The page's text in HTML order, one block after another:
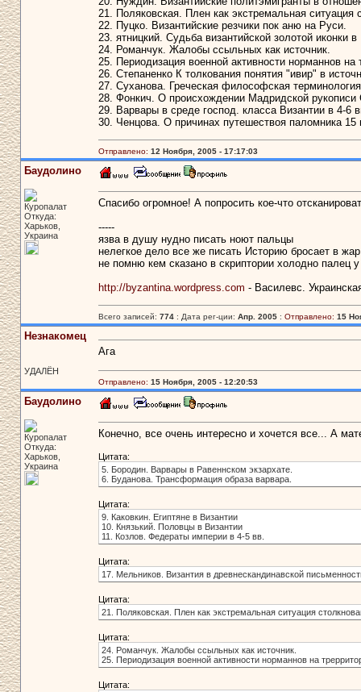
21. Поляковская. Плен как экстремальная
22. Пуцко. Византийские резчики пок аню на Руси.
23. ятницкий. Судьба византийской золотой иконки в
24. Романчук. Жалобы ссыльных как источник.
25. Периодизация военной активности норманнов на
26. Степаненко К толкования понятия "ивир" в
27. Суханова. Греческая философская
28. Фонкич. О происхождении Мадридской рукописи
29. Варвары в среде господ. класса Византии в 4-6
30. Ченцова. О причинах путешествоя паломника
Отправлено: 12 Ноября, 2005 - 17:17:03
Баудолино
Куропалат
Откуда:
Харьков,
Украина
Спасибо огромное! А попросить кое-что
-----
язва в душу нудно писать ноют пальцы
нелегкое дело все же писать Историю бросает в
не помню кем сказано в скриптории холодно палец
http://byzantina.wordpress.com - Василевс.
Всего записей: 774: Дата рег-ции: Апр. 2005: Отправлено: 15
Незнакомец
УДАЛЁН
Ага
Отправлено: 15 Ноября, 2005 - 12:20:53
Баудолино
Куропалат
Откуда:
Харьков,
Украина
Конечно, все очень интересно и хочется все... А
Цитата:
5. Бородин. Варвары в Равеннском экзархате.
6. Буданова. Трансформация образа варвара.
Цитата:
9. Каковкин. Египтяне в Византии
10. Князький. Половцы в Византии
11. Козлов. Федераты империи в 4-5 вв.
Цитата:
17. Мельников. Византия в древнескандинавской
Цитата:
21. Поляковская. Плен как экстремальная ситуация
Цитата:
24. Романчук. Жалобы ссыльных как источник.
25. Периодизация военной активности норманнов на
Цитата: